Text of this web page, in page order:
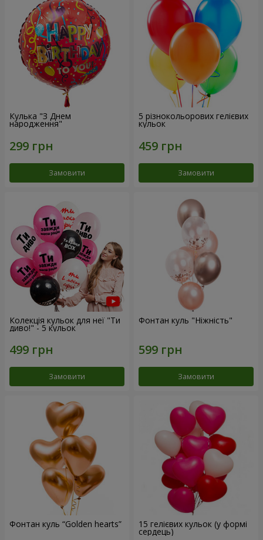
Кулька "З Днем
народження"
Замовити
5 різнокольорових гелієвих
кульок
Замовити
Колекція кульок для неї "Ти
диво!" - 5 кульок
Замовити
Фонтан куль "Ніжність"
Замовити
Фонтан куль “Golden hearts” 15 гелієвих кульок (у формі
сердець)